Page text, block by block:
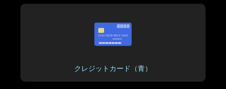
クレジットカード（青）